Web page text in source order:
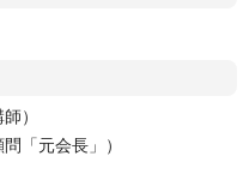
）
「元会長」）